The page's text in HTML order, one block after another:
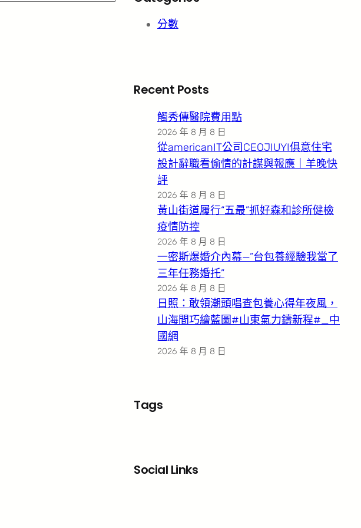
分數
Recent Posts
觸秀傳醫院費用點
2026 年 8 月 8 日
從americanIT公司CEOJIUYI俱意住宅
設計辭職看偷情的計謀與報應｜羊晚快
評
2026 年 8 月 8 日
黃山街道履行“五最”抓好森和診所健檢
疫情防控
2026 年 8 月 8 日
一密斯爆婚介內幕—”台包養經驗我當了
三年任務婚托”
2026 年 8 月 8 日
日照：敢領潮頭唱查包養心得年夜風，
山海間巧繪藍圖#山東氣力鑄新程#_中
國網
2026 年 8 月 8 日
Tags
Social Links